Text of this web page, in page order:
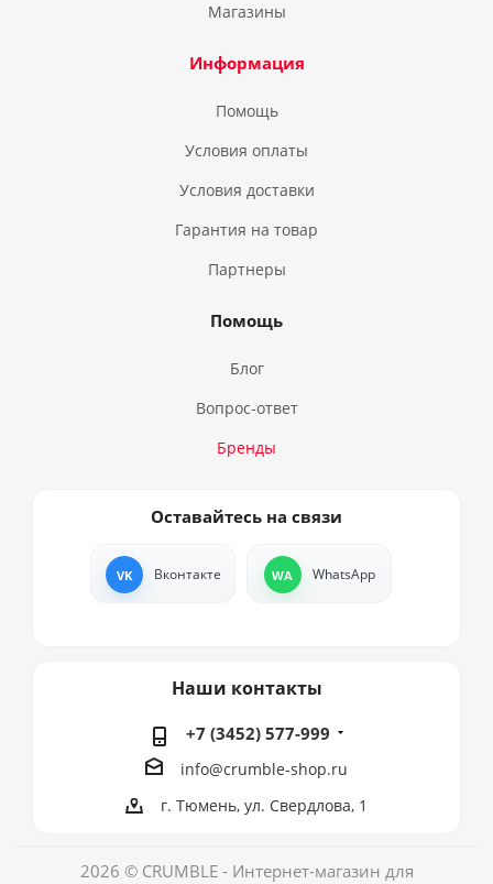
Магазины
Информация
Помощь
Условия оплаты
Условия доставки
Гарантия на товар
Партнеры
Помощь
Блог
Вопрос-ответ
Бренды
Оставайтесь на связи
Вконтакте WhatsApp
Наши контакты
+7 (3452) 577-999
info@crumble-shop.ru
г. Тюмень, ул. Свердлова, 1
2026 © CRUMBLE - Интернет-магазин для